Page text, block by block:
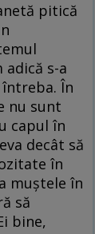
pitică
adică s-a
În
nu sunt
capul în
decât să
în
muştele în
să
bine,